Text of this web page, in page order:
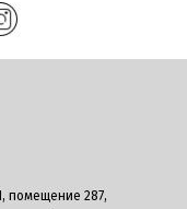
помещение 287,